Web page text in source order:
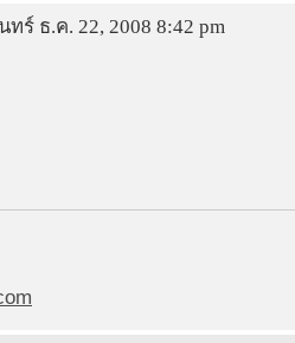
ทร์ ธ.ค. 22, 2008 8:42 pm